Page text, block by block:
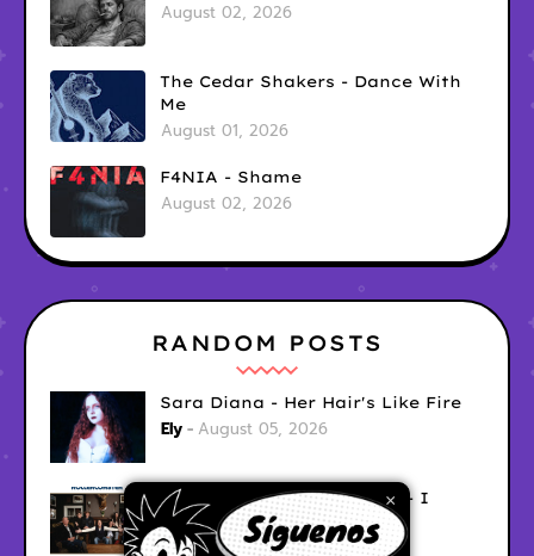
×
August 02, 2026
The Cedar Shakers - Dance With
Me
August 01, 2026
F4NIA - Shame
August 02, 2026
RANDOM POSTS
Sara Diana - Her Hair's Like Fire
Ely August 05, 2026
Good Vibes Rollercoaster - I
Don't Care
Ely August 05, 2026